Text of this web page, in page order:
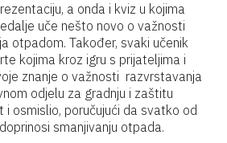
a onda i kviz u kojima
uče nešto novo o važnosti
otpadom. Također, svaki učenik
kojima kroz igru s prijateljima i
znanje o važnosti razvrstavanja
odjelu za gradnju i zaštitu
i osmislio, poručujući da svatko od
smanjivanju otpada.